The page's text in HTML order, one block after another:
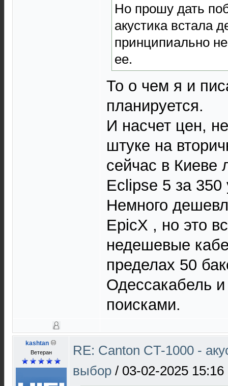
Но прошу дать
акустика встала
принципиально
ее.
То о чем я и
планируется.
И насчет цен,
штуке на
сейчас в Киеве
Eclipse 5 за
Немного
EpicX , но это
недешевые
пределах 50
Одессакабель
поисками.
kashtan
Ветеран
RE: Canton CT-1000 -
выбор / 03-02-2025 15:16